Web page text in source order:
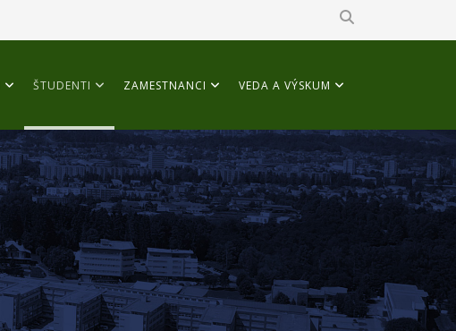
ŠTUDENTI ZAMESTNANCI VEDA A VÝSKUM